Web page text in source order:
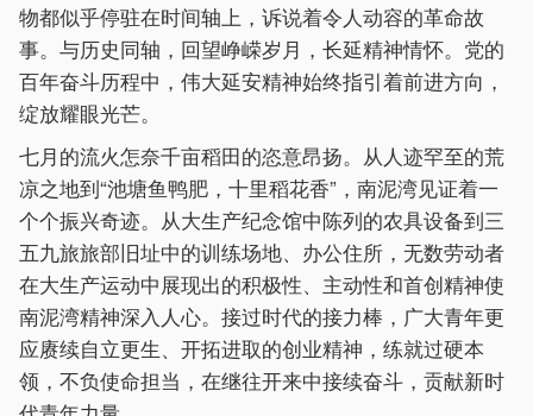
物都似乎停驻在时间轴上，诉说着令人动容的革命故
事。与历史同轴，回望峥嵘岁月，长延精神情怀。党的
百年奋斗历程中，伟大延安精神始终指引着前进方向，
绽放耀眼光芒。
七月的流火怎奈千亩稻田的恣意昂扬。从人迹罕至的荒
凉之地到“池塘鱼鸭肥，十里稻花香”，南泥湾见证着一
个个振兴奇迹。从大生产纪念馆中陈列的农具设备到三
五九旅旅部旧址中的训练场地、办公住所，无数劳动者
在大生产运动中展现出的积极性、主动性和首创精神使
南泥湾精神深入人心。接过时代的接力棒，广大青年更
应赓续自立更生、开拓进取的创业精神，练就过硬本
领，不负使命担当，在继往开来中接续奋斗，贡献新时